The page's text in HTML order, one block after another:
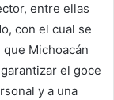
entre ellas
con el cual se
Michoacán
el goce
y a una